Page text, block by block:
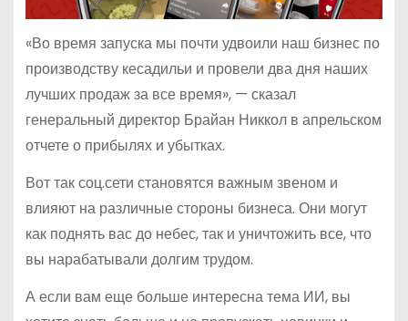
«Во время запуска мы почти удвоили наш бизнес по
производству кесадильи и провели два дня наших
лучших продаж за все время», — сказал
генеральный директор Брайан Никкол в апрельском
отчете о прибылях и убытках.
Вот так соц.сети становятся важным звеном и
влияют на различные стороны бизнеса. Они могут
как поднять вас до небес, так и уничтожить все, что
вы нарабатывали долгим трудом.
А если вам еще больше интересна тема ИИ, вы